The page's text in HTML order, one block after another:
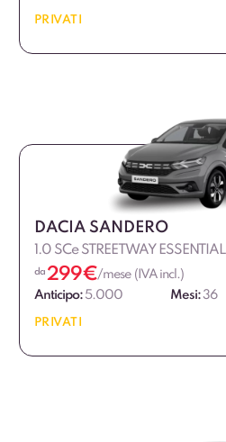
PRIVATI
DACIA SANDERO
1.0 SCe STREETWAY ESSENTIAL
da 299€/mese (IVA incl.)
Anticipo: 5.000 Mesi:36
PRIVATI